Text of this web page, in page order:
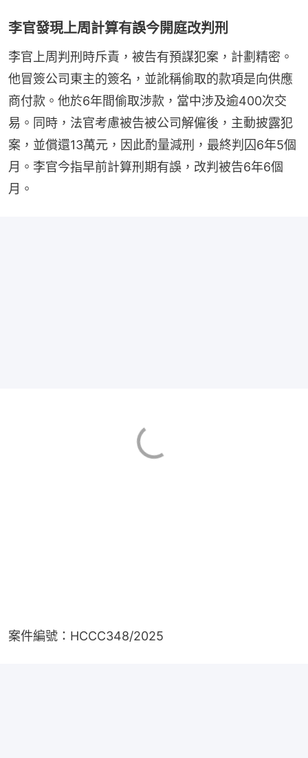
李官發現上周計算有誤今開庭改判刑
李官上周判刑時斥責，被告有預謀犯案，計劃精密。
他冒簽公司東主的簽名，並訛稱偷取的款項是向供應
商付款。他於6年間偷取涉款，當中涉及逾400次交
易。同時，法官考慮被告被公司解僱後，主動披露犯
案，並償還13萬元，因此酌量減刑，最終判囚6年5個
月。李官今指早前計算刑期有誤，改判被告6年6個
月。
案件編號：HCCC348/2025